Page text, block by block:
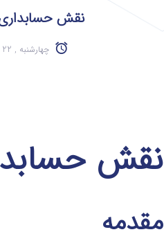
نقش
چهارشنبه , 22 مرداد 1404
نقش
مقدمه